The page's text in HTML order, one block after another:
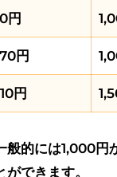
円
円
円
的には1,000
できます。